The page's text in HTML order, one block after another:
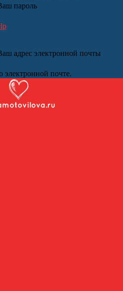
пароль
адрес электронной почты
электронной почте.